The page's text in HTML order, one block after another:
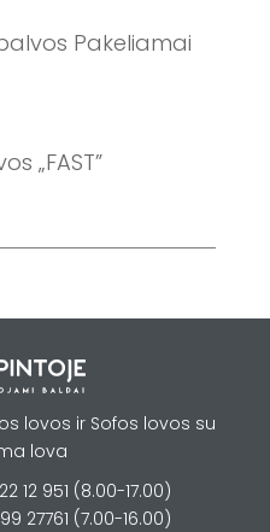
Pakeliamai
„FAST”
lovos ir Sofos lovos su
lova
12 951 (8.00-17.00)
27761 (7.00-16.00)